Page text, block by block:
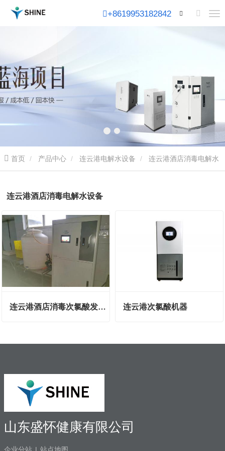
+8619953182842
首页 产品中心 连云港电解水设备
连云港酒店消毒电解水设备
连云港酒店消毒次氯酸发生器 连云港次氯酸机器
山东盛怀健康有限公司